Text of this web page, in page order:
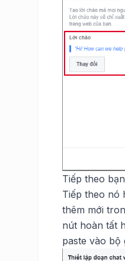
Tiếp theo
Tiếp theo nó
thêm mới
nút hoàn tất
paste vào bộ